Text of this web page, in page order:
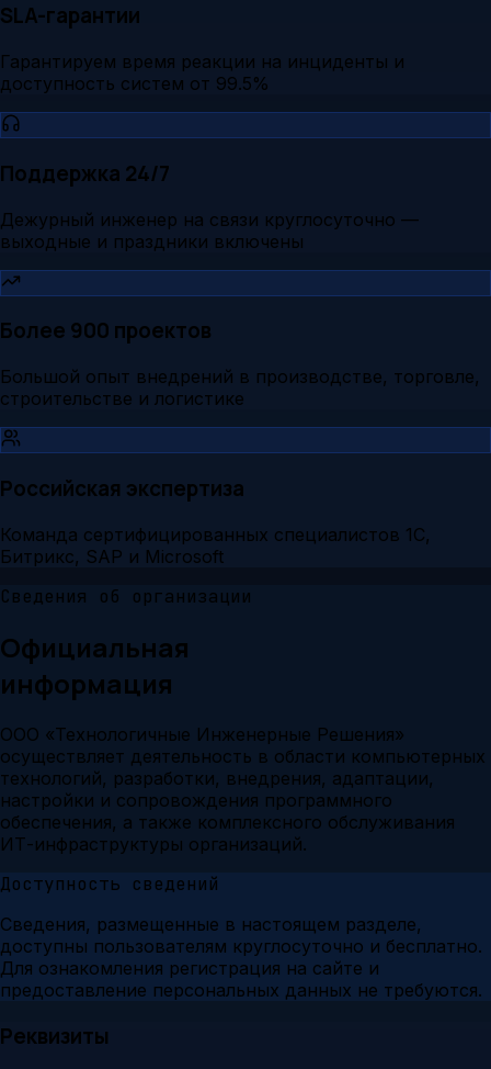
SLA-гарантии
Гарантируем время реакции на инциденты и
доступность систем от 99.5%
Поддержка 24/7
Дежурный инженер на связи круглосуточно —
выходные и праздники включены
Более 900 проектов
Большой опыт внедрений в производстве, торговле,
строительстве и логистике
Российская экспертиза
Команда сертифицированных специалистов 1С,
Битрикс, SAP и Microsoft
Сведения об организации
Официальная
информация
ООО «Технологичные Инженерные Решения»
осуществляет деятельность в области компьютерных
технологий, разработки, внедрения, адаптации,
настройки и сопровождения программного
обеспечения, а также комплексного обслуживания
ИТ-инфраструктуры организаций.
Доступность сведений
Сведения, размещенные в настоящем разделе,
доступны пользователям круглосуточно и бесплатно.
Для ознакомления регистрация на сайте и
предоставление персональных данных не требуются.
Реквизиты